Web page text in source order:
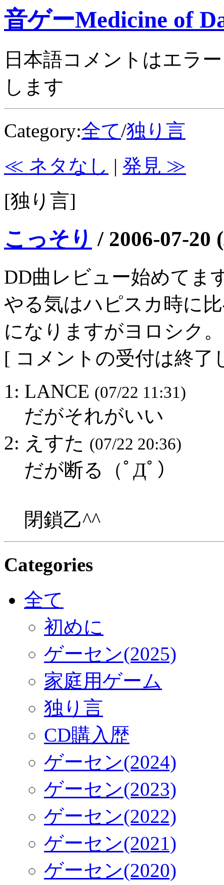
音ゲーMedicine of
日本語コメントはエラ
します
Category:全て/独り言
≪ ネタなし | 発見 ≫
[独り言]
こっそり / 2006-07-20
DD曲レビュー始めてま
やる気はハピスカ時に
になりますがヨロシク。
[ コメントの受付は終了
1: LANCE (07/22 11:31)
だがそれがいい
2: えすた (07/22 20:36)
だが断る（ﾟДﾟ）
閉鎖乙^^
Categories
全て
初めに
ゲーセン(2025)
家庭用ゲーム
独り言
CD購入歴
ゲーセン(2024)
ゲーセン(2023)
ゲーセン(2022)
ゲーセン(2021)
ゲーセン(2020)